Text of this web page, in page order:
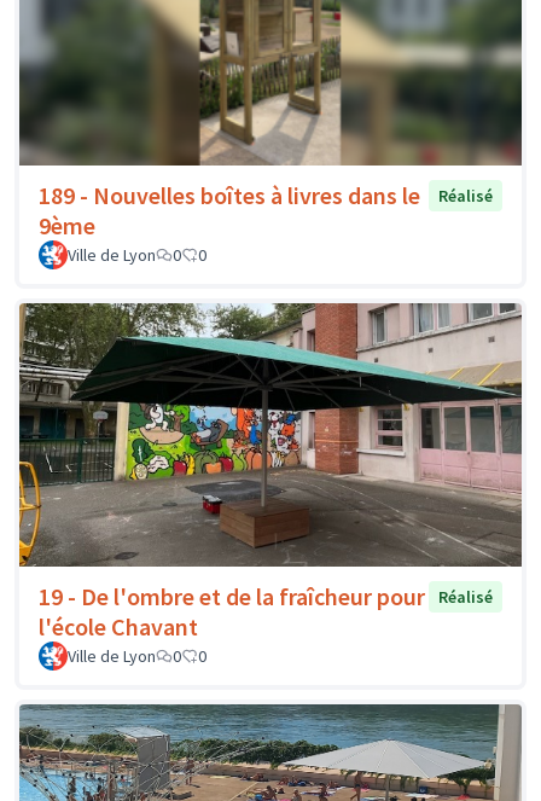
189 - Nouvelles boîtes à livres dans le
9ème
Réalisé
Ville de Lyon 0 0
19 - De l'ombre et de la fraîcheur pour
l'école Chavant
Réalisé
Ville de Lyon 0 0